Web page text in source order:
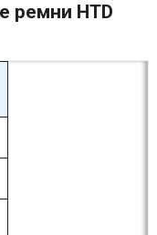
ремни HTD